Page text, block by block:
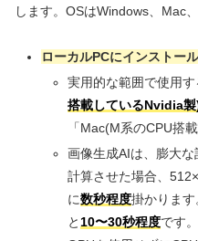
します。OSはWindows、Mac
ローカルPCにインストー
実用的な範囲で使用す
搭載しているNvidia製
「Mac(M系のCPU搭
画像生成AIは、膨大
計算させた場合、
に数秒程度掛かりま
と 10〜30秒程度です